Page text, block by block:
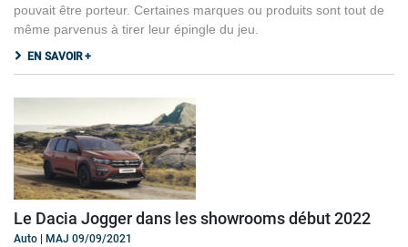
pouvait être porteur. Certaines marques ou produits sont tout de
même parvenus à tirer leur épingle du jeu.
EN SAVOIR +
Le Dacia Jogger dans les showrooms début 2022
Auto | MAJ 09/09/2021